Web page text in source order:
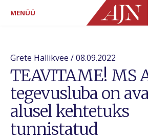
Grete Hallikvee / 08.09.2022
TEAVITAME! MS
tegevusluba on
alusel kehtetuks
tunnistatud
MENÜÜ